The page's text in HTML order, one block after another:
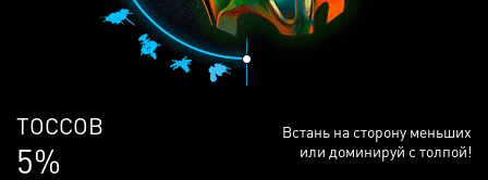
ЛЮДЕЙ
68%
Встань на сторону меньших
или доминируй с толпой!